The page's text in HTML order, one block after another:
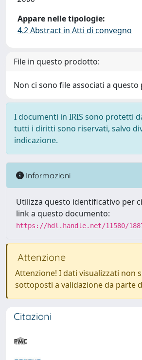
Appare nelle tipologie:
4.2 Abstract in Atti di convegno
File in questo prodotto:
Non ci sono file associati a
I documenti in IRIS sono protetti
tutti i diritti sono riservati, salvo
indicazione.
Informazioni
Utilizza questo identificativo per
link a questo documento:
https://hdl.handle.net/11580/
Attenzione
Attenzione! I dati visualizzati non
sottoposti a validazione da parte
Citazioni